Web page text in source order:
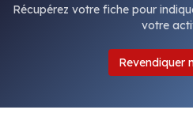
Récupérez votre fiche pour
votre
Revendiquer